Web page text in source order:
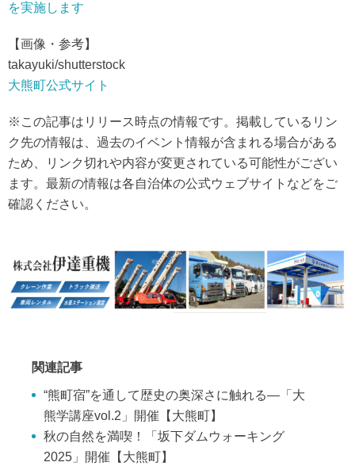
を実施します
【画像・参考】
takayuki/shutterstock
大熊町公式サイト
※この記事はリリース時点の情報です。掲載しているリン
ク先の情報は、過去のイベント情報が含まれる場合がある
ため、リンク切れや内容が変更されている可能性がござい
ます。最新の情報は各自治体の公式ウェブサイトなどをご
確認ください。
関連記事
“熊町宿”を通して歴史の奥深さに触れる―「大
熊学講座vol.2」開催【大熊町】
秋の自然を満喫！「坂下ダムウォーキング
2025」開催【大熊町】